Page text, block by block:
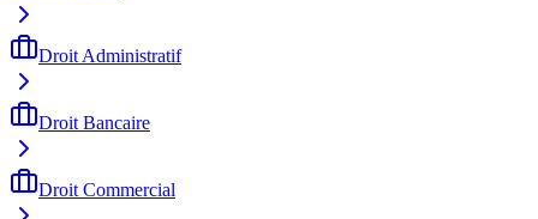
Droit Administratif
Droit Bancaire
Droit Commercial